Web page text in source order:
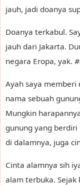
jauh, jadi doanya
Doanya terkabul.
jauh dari Jakarta.
negara Eropa, yak.
Ayah saya
nama sebuah
Mungkin
gunung yang
di dalamnya, juga
Cinta alamnya sih
alam terbuka. Sejak